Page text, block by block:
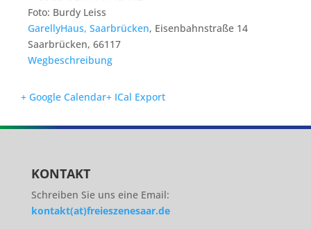
Foto: Burdy Leiss
GarellyHaus, Saarbrücken, Eisenbahnstraße 14
Saarbrücken, 66117
Wegbeschreibung
+ Google Calendar+ ICal Export
KONTAKT
Schreiben Sie uns eine Email:
kontakt(at)freieszenesaar.de